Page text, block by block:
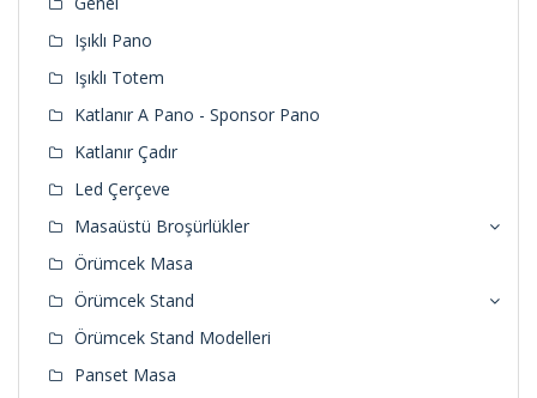
Işıklı Pano
Işıklı Totem
Katlanır A Pano - Sponsor Pano
Katlanır Çadır
Led Çerçeve
Masaüstü Broşürlükler
Örümcek Masa
Örümcek Stand
Örümcek Stand Modelleri
Panset Masa